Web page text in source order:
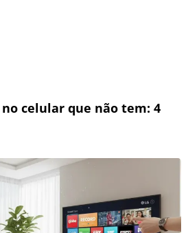
no celular que não tem: 4